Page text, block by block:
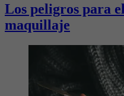
Los peligros para
maquillaje